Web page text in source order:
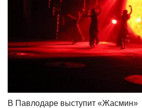
В Павлодаре выступит «Жасмин»